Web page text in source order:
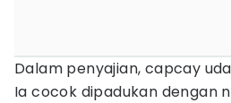
Dalam penyajian, capcay
Ia cocok dipadukan dengan